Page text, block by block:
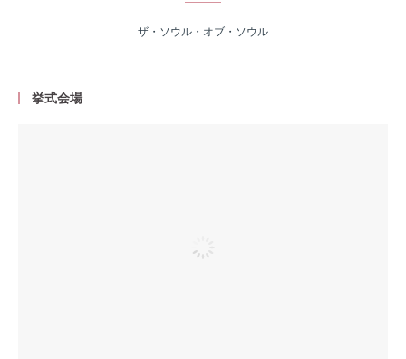
ザ・ソウル・オブ・ソウル
挙式会場